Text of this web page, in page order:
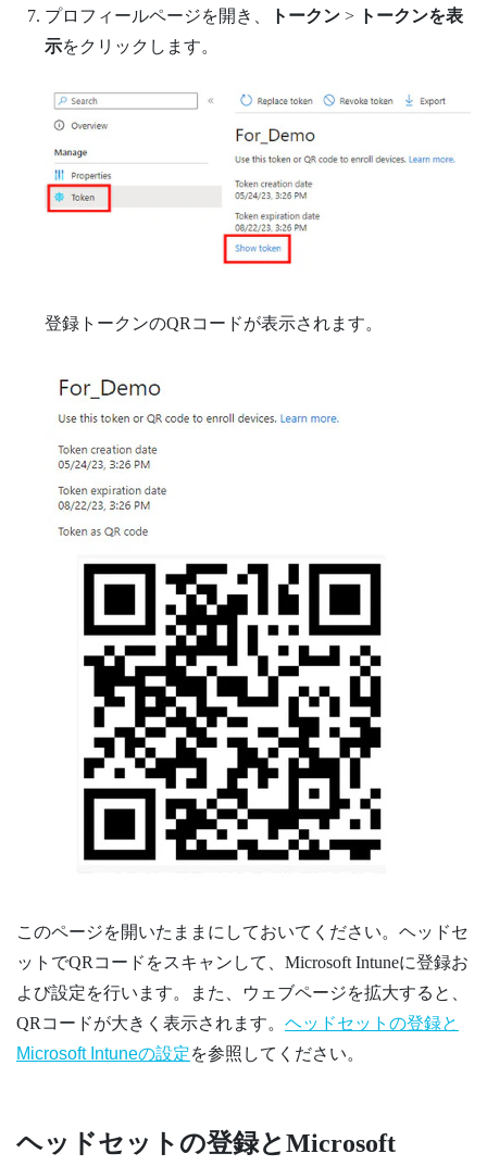
プロフィールページを開き、 トークン>
トークンを表
示をクリックします。
登録トークンのQRコードが表示されます。
このページを開いたままにしておいてください。ヘッドセ
ットでQRコードをスキャンして、 Microsoft Intuneに登録お
よび設定を行います。また、ウェブページを拡大すると、
QRコードが大きく表示されます。 ヘッドセットの登録と
Microsoft Intuneの設定を参照してください。
ヘッドセットの登録とMicrosoft